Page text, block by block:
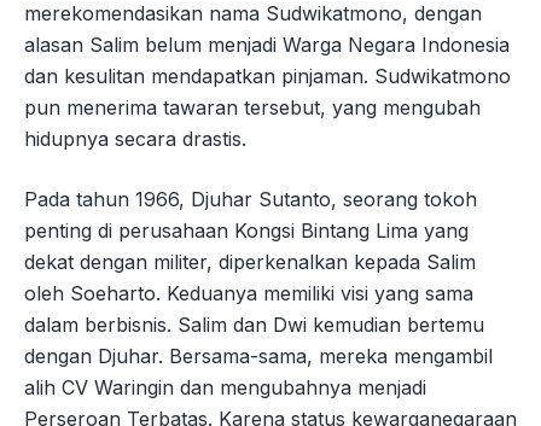
merekomendasikan nama Sudwikatmono, dengan
alasan Salim belum menjadi Warga Negara Indonesia
dan kesulitan mendapatkan pinjaman. Sudwikatmono
pun menerima tawaran tersebut, yang mengubah
hidupnya secara drastis.
Pada tahun 1966, Djuhar Sutanto, seorang tokoh
penting di perusahaan Kongsi Bintang Lima yang
dekat dengan militer, diperkenalkan kepada Salim
oleh Soeharto. Keduanya memiliki visi yang sama
dalam berbisnis. Salim dan Dwi kemudian bertemu
dengan Djuhar. Bersama-sama, mereka mengambil
alih CV Waringin dan mengubahnya menjadi
Perseroan Terbatas. Karena status kewarganegaraan